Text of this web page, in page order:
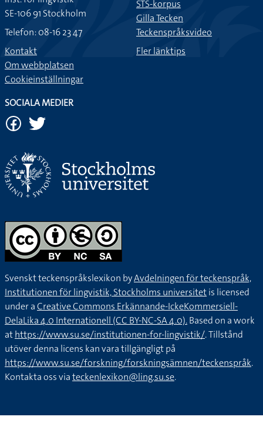
SE-106 91 Stockholm
Telefon: 08-16 23 47
Kontakt
Om webbplatsen
Cookieinställningar
STS-korpus
Gilla Tecken
Teckenspråksvideo
Fler länktips
SOCIALA MEDIER
Svenskt teckenspråkslexikon byAvdelningen för teckenspråk,
Institutionen för lingvistik, Stockholms universitetis licensed
under aCreative Commons Erkännande-IckeKommersiell-
DelaLika 4.0 Internationell (CC BY-NC-SA 4.0).Based on a work
athttps://www.su.se/institutionen-for-lingvistik/. Tillstånd
utöver denna licens kan vara tillgängligt på
https://www.su.se/forskning/forskningsämnen/teckenspråk.
Kontakta oss viateckenlexikon@ling.su.se.